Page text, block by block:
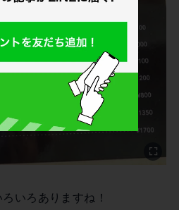
いろありますね！